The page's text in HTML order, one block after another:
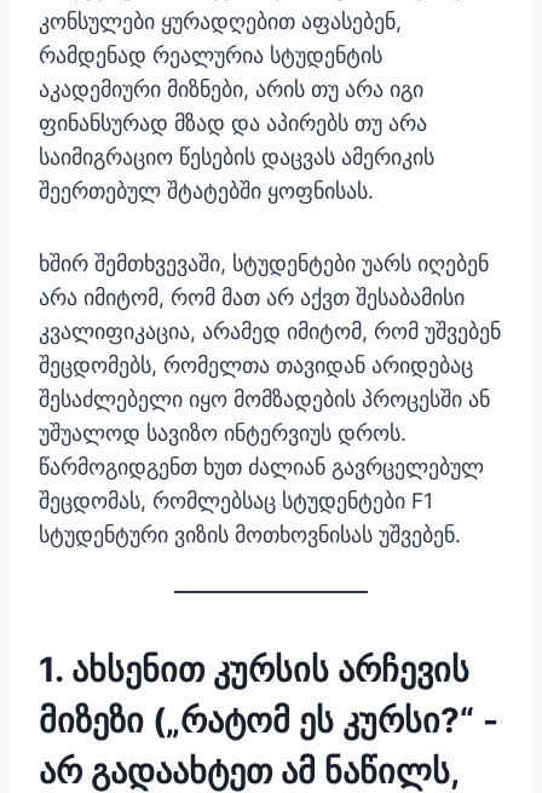
კონსულები ყურადღებით აფასებენ,
რამდენად რეალურია სტუდენტის
აკადემიური მიზნები, არის თუ არა იგი
ფინანსურად მზად და აპირებს თუ არა
საიმიგრაციო წესების დაცვას ამერიკის
შეერთებულ შტატებში ყოფნისას.
ხშირ შემთხვევაში, სტუდენტები უარს იღებენ
არა იმიტომ, რომ მათ არ აქვთ შესაბამისი
კვალიფიკაცია, არამედ იმიტომ, რომ უშვებენ
შეცდომებს, რომელთა თავიდან არიდებაც
შესაძლებელი იყო მომზადების პროცესში ან
უშუალოდ სავიზო ინტერვიუს დროს.
წარმოგიდგენთ ხუთ ძალიან გავრცელებულ
შეცდომას, რომლებსაც სტუდენტები F1
სტუდენტური ვიზის მოთხოვნისას უშვებენ.
1. ახსენით კურსის არჩევის
მიზეზი („რატომ ეს კურსი?“ -
არ გადაახტეთ ამ ნაწილს,